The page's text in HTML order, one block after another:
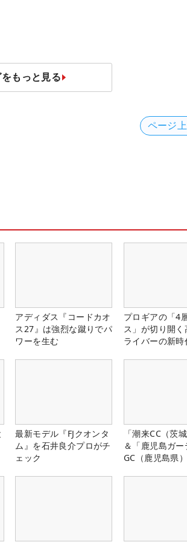
もっと見る
ページ
アディダス『コードカオ
ス27』は強烈な蹴りでパ
ワーを生む
プロギアの「4
ス」が切り開
ライバーの新時
最新モデル『FJクオンタ
ム』を石井良介プロがチ
ェック
「潮来CC（茨
＆「鹿児島ガー
GC（鹿児島県